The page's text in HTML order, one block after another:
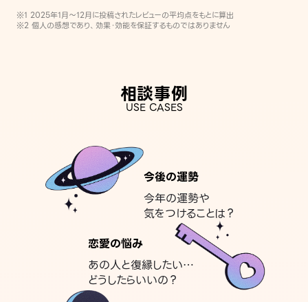
※1 2025年1月〜12月に投稿されたレビューの平均点をもとに算出
※2 個人の感想であり、効果・効能を保証するものではありません
相談事例
USE CASES
今後の運勢
今年の運勢や
気をつけることは？
恋愛の悩み
あの人と復縁したい…
どうしたらいいの？